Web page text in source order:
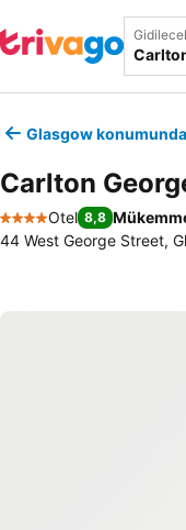
Glasgow
Carlton
4 Yıldız
Otel 8,8
44 West George Street,